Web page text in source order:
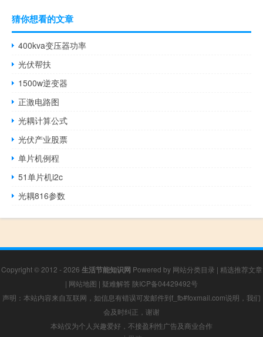
猜你想看的文章
400kva变压器功率
光伏帮扶
1500w逆变器
正激电路图
光耦计算公式
光伏产业股票
单片机例程
51单片机i2c
光耦816参数
Copyright © 2012 - 2026 生活节能知识网 Powered by 网站分类目录 | 精选推荐文章
| 网站地图 | 疑难解答 陕ICP备04429492号
声明：本站内容来自互联网，如信息有错误可发邮件到f_fb#foxmail.com说明，我们
会及时纠正，谢谢
本站仅为个人兴趣爱好，不接盈利性广告及商业合作